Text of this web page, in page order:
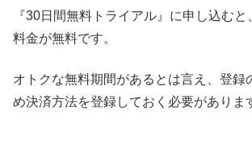
『30日間無料トライアル』に申し込む
料金が無料です。
オトクな無料期間があるとは言え、登録
め決済方法を登録しておく必要がありま